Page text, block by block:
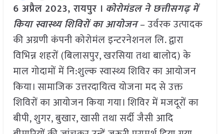
6 अप्रैल 2023, रायपुर । कोरोमंडल ने छत्तीसगढ़ में
किया स्वास्थ्य शिविरों का आयोजन– उर्वरक उत्पादक
की अग्रणी कंपनी कोरोमंल इन्टरनेशनल लि. द्वारा
विभिन्न शहरों (बिलासपुर, खरसिया तथा बालोद) के
माल गोदामों में नि:शुल्क स्वास्थ्य शिविर का आयोजन
किया। सामाजिक उत्तरदायित्व योजना मद से उक्त
शिविरों का आयोजन किया गया। शिविर में मजदूरों का
बीपी, शुगर, बुखार, खासी तथा सर्दी जैसी आदि